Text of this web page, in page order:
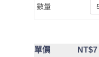
數量
單價 NT$7